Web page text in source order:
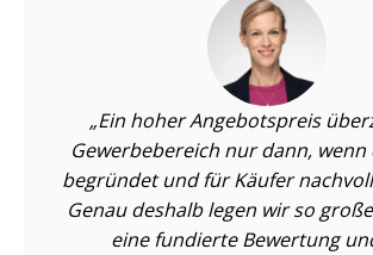
Ein hoher Angebotspreis
Gewerbebereich nur dann, wenn
begründet und für Käufer
Genau deshalb legen wir so
eine fundierte Bewertung